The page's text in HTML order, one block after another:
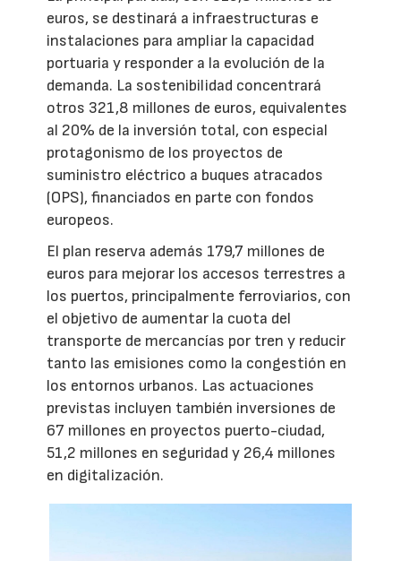
euros, se destinará a infraestructuras e
instalaciones para ampliar la capacidad
portuaria y responder a la evolución de la
demanda. La sostenibilidad concentrará
otros 321,8 millones de euros, equivalentes
al 20% de la inversión total, con especial
protagonismo de los proyectos de
suministro eléctrico a buques atracados
(OPS), financiados en parte con fondos
europeos.
El plan reserva además 179,7 millones de
euros para mejorar los accesos terrestres a
los puertos, principalmente ferroviarios, con
el objetivo de aumentar la cuota del
transporte de mercancías por tren y reducir
tanto las emisiones como la congestión en
los entornos urbanos. Las actuaciones
previstas incluyen también inversiones de
67 millones en proyectos puerto-ciudad,
51,2 millones en seguridad y 26,4 millones
en digitalización.